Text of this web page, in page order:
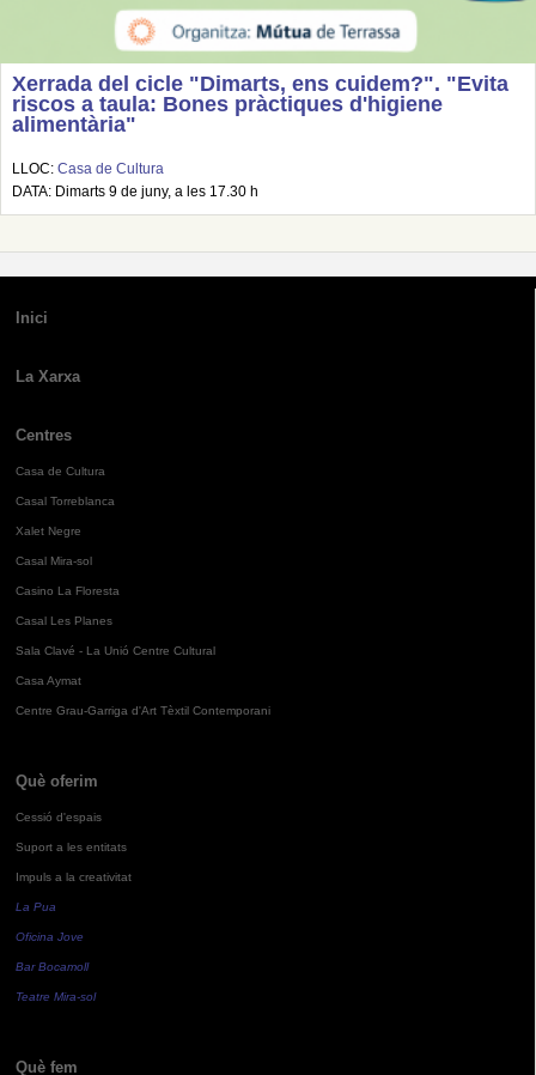
Xerrada del cicle "Dimarts, ens cuidem?". "Evita
riscos a taula: Bones pràctiques d'higiene
alimentària"
LLOC: Casa de Cultura
DATA: Dimarts 9 de juny, a les 17.30 h
Inici
La Xarxa
Centres
Casa de Cultura
Casal Torreblanca
Xalet Negre
Casal Mira-sol
Casino La Floresta
Casal Les Planes
Sala Clavé - La Unió Centre Cultural
Casa Aymat
Centre Grau-Garriga d'Art Tèxtil Contemporani
Què oferim
Cessió d'espais
Suport a les entitats
Impuls a la creativitat
La Pua
Oficina Jove
Bar Bocamoll
Teatre Mira-sol
Què fem